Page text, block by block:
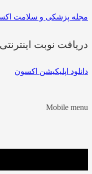
مجله پزشکی و سلامت
دریافت نوبت
دانلود اپلیکیشن اکسون
Mobile menu